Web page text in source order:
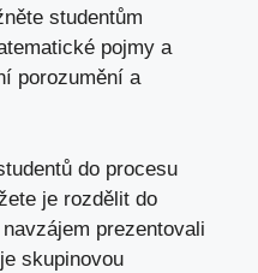
studentům
pojmy a
porozumění a
do procesu
je rozdělit do
prezentovali
skupinovou